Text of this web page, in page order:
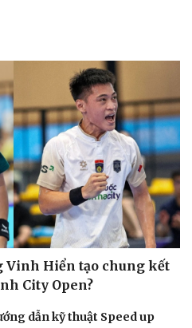
Vinh Hiển tạo chung kết
City Open?
dẫn kỹ thuật Speed up